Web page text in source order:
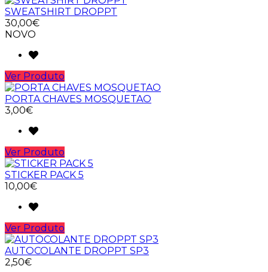
SWEATSHIRT DROPPT
30,00€
NOVO
Ver Produto
PORTA CHAVES MOSQUETAO
3,00€
Ver Produto
STICKER PACK 5
10,00€
Ver Produto
AUTOCOLANTE DROPPT SP3
2,50€